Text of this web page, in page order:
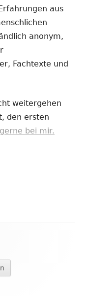
aus
anonym,
Fachtexte und
weitergehen
den ersten
bei mir.